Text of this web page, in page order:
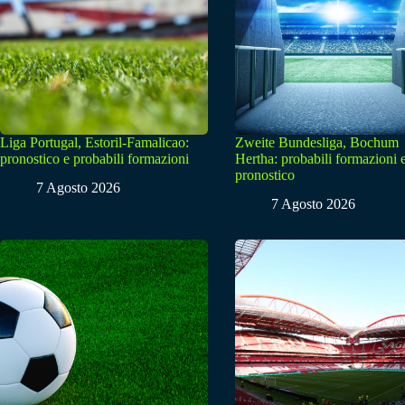
Liga Portugal, Estoril-Famalicao:
pronostico e probabili formazioni
7 Agosto 2026
Zweite Bundesliga, Bochum
Hertha: probabili formazioni
pronostico
7 Agosto 2026